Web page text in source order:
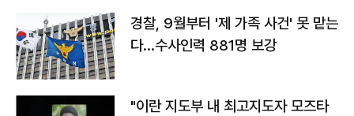
경찰, 9월부터 '제 가족 사건' 못 맡는
다…수사인력 881명 보강
"이란 지도부 내 최고지도자 모즈타